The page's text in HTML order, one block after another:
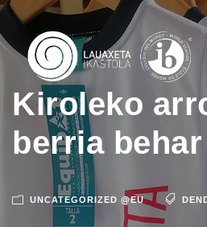
Kiroleko
berria
UNCATEGORIZED @EU